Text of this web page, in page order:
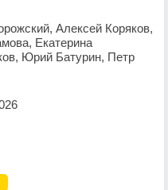
Алексей Коряков,
Екатерина
Юрий Батурин, Петр